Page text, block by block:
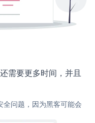
需要更多时间，并且
问题，因为黑客可能会